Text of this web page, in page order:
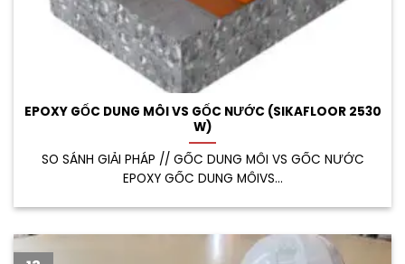
EPOXY GỐC DUNG MÔI VS GỐC NƯỚC (SIKAFLOOR 2530
W)
SO SÁNH GIẢI PHÁP // GỐC DUNG MÔI VS GỐC NƯỚC
EPOXY GỐC DUNG MÔIVS...